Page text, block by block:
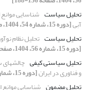
تحلیل سیاست شناسایی
آبی[دوره 15، شماره 54، 1404، صفحه 152-177]
تحلیل سیاست تحلیل نظام
[دوره 15، شماره 56، 1404، صفحه 58-104]
تحلیل سیاستی کیفی
و فناوری در ایران[دوره 15، شماره 56، 1404، صفحه 130-155]
تحلیل مضمون شناسایی موانع